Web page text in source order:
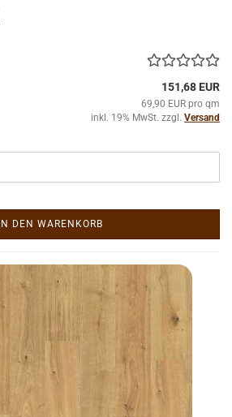
151,68 EUR
69,90 EUR pro qm
inkl. 19% MwSt. zzgl. Versand
IN DEN WARENKORB